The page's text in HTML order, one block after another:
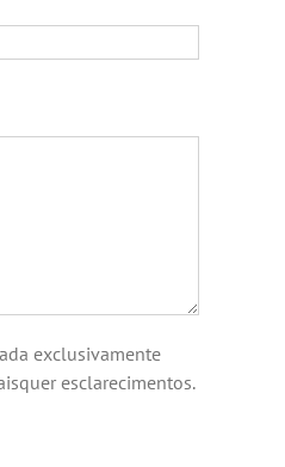
exclusivamente
esclarecimentos.